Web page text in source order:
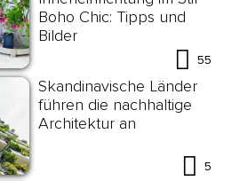
Boho Chic: Tipps und
Bilder
55
Skandinavische Länder
führen die nachhaltige
Architektur an
5